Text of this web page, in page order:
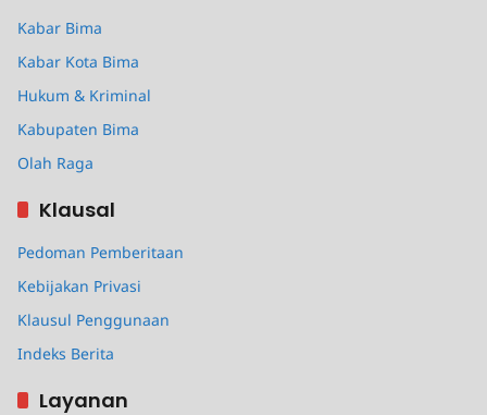
Kabar Bima
Kabar Kota Bima
Hukum & Kriminal
Kabupaten Bima
Olah Raga
Klausal
Pedoman Pemberitaan
Kebijakan Privasi
Klausul Penggunaan
Indeks Berita
Layanan